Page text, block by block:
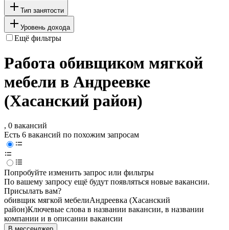
Тип занятости
Уровень дохода
Ещё фильтры
Работа обивщиком мягкой
мебели в Андреевке
(Хасанский район)
, 0 вакансий
Есть 6 вакансий по похожим запросам
Попробуйте изменить запрос или фильтры
По вашему запросу ещё будут появляться новые вакансии.
Присылать вам?
обивщик мягкой мебелиАндреевка (Хасанский
район)Ключевые слова в названии вакансии, в названии
компании и в описании вакансии